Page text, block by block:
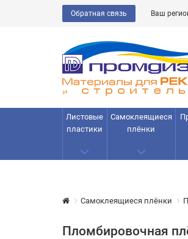
Обратная связь Ваш
Листовые
пластики
Самоклеящиеся
плёнки
Самоклеящиеся плёнки
Пломбировочная